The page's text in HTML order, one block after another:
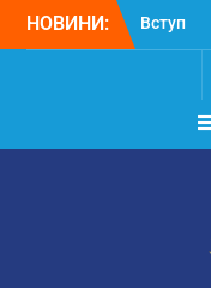
НОВИНИ:
Вступ
Вступ
пам’ять